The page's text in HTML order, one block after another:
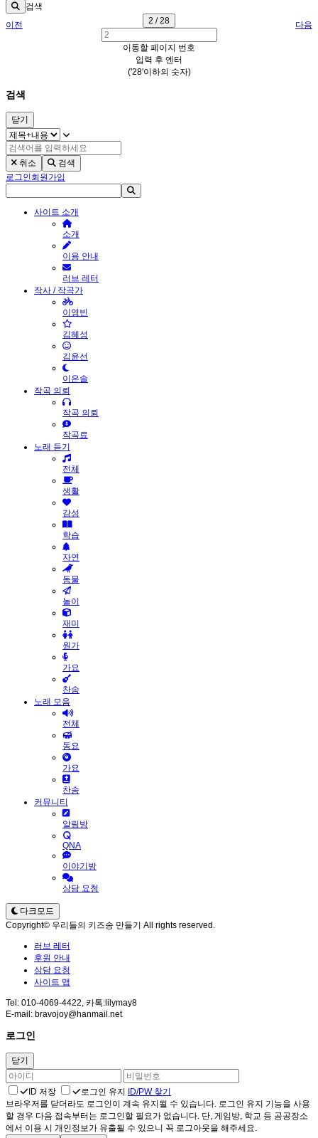
검색
이전
2 / 28
이동할 페이지 번호
입력 후 엔터
('28'이하의 숫자)
다음
검색
닫기
취소
검색
로그인회원가입
사이트 소개
소개
이용 안내
러브 레터
작사 / 작곡가
이영빈
김혜성
김윤선
이은솔
작곡 의뢰
작곡 의뢰
작곡료
노래 듣기
전체
생활
감성
학습
자연
동물
놀이
재미
원가
가요
찬송
노래 모음
전체
동요
가요
찬송
커뮤니티
알림방
QNA
이야기방
상담 요청
다크모드
Copyright© 우리들의 키즈송 만들기 All rights reserved.
러브 레터
후원 안내
상담 요청
사이트 맵
Tel: 010-4069-4422, 카톡:lilymay8
E-mail: bravojoy@hanmail.net
로그인
닫기
ID 저장 로그인 유지 ID/PW 찾기
브라우저를 닫더라도 로그인이 계속 유지될 수 있습니다. 로그인 유지 기능을 사용
할 경우 다음 접속부터는 로그인할 필요가 없습니다. 단, 게임방, 학교 등 공공장소
에서 이용 시 개인정보가 유출될 수 있으니 꼭 로그아웃을 해주세요.